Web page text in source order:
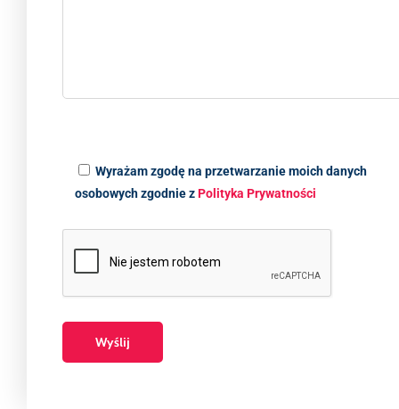
Wyrażam zgodę na przetwarzanie moich danych
osobowych zgodnie zPolityka Prywatności